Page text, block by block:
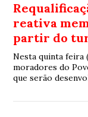
reativa
partir do
Nesta quinta feira
moradores do
que serão